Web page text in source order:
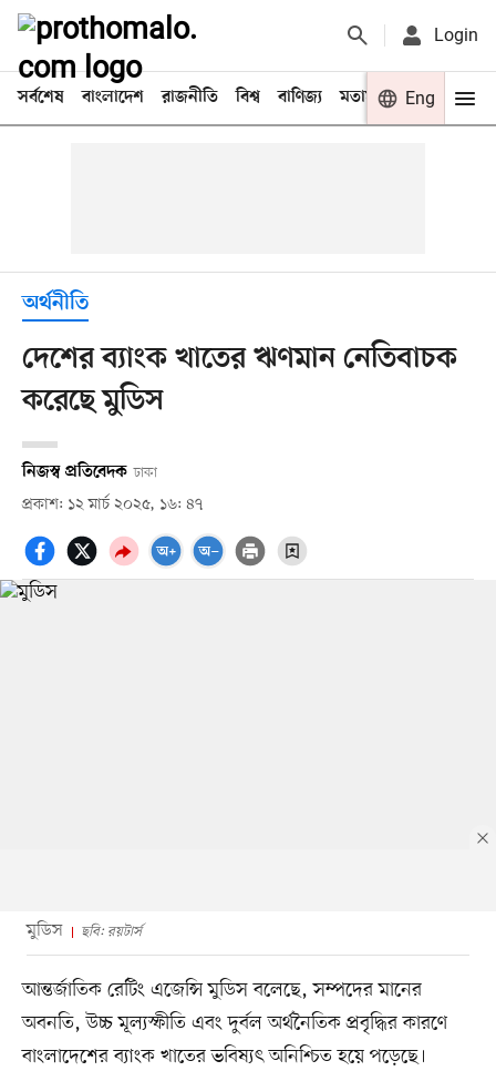
Login
সর্বশেষ বাংলাদেশ রাজনীতি বিশ্ব বাণিজ্য মতামত খেলা
Eng
অর্থনীতি
দেশের ব্যাংক খাতের ঋণমান নেতিবাচক
করেছে মুডিস
নিজস্ব প্রতিবেদক ঢাকা
প্রকাশ: ১২ মার্চ ২০২৫, ১৬: ৪৭
মুডিস ছবি: রয়টার্স
আন্তর্জাতিক রেটিং এজেন্সি মুডিস বলেছে, সম্পদের মানের
অবনতি, উচ্চ মূল্যস্ফীতি এবং দুর্বল অর্থনৈতিক প্রবৃদ্ধির কারণে
বাংলাদেশের ব্যাংক খাতের ভবিষ্যৎ অনিশ্চিত হয়ে পড়েছে।